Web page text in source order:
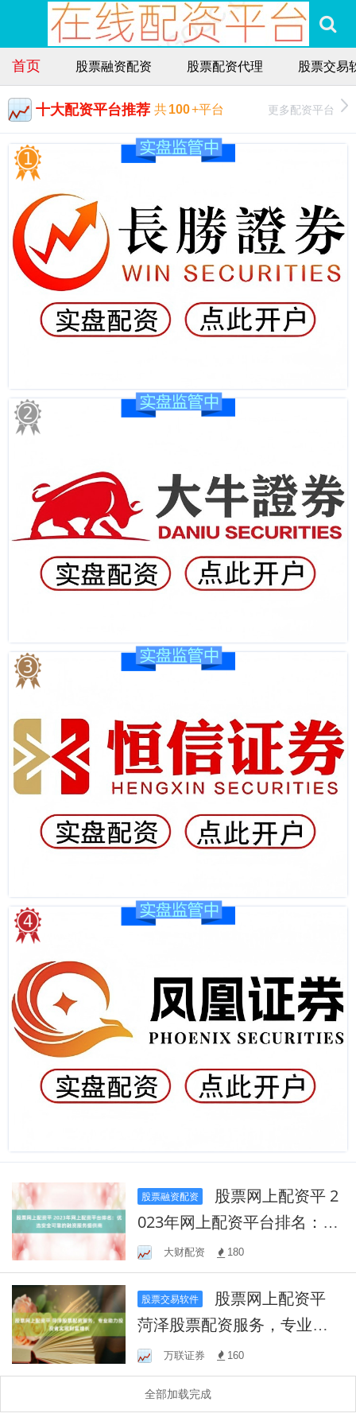
首页 股票融资配资 股票配资代理 股票交易
十大配资平台推荐 共100+平台 更多配资平台
股票融资配资
023年网上配资平台排名：优
选安全可靠的融资服务提供
商
大财配资 180
股票交易软件
菏泽股票配资服务，专业助
力投资者实现财富增长
万联证券 160
全部加载完成